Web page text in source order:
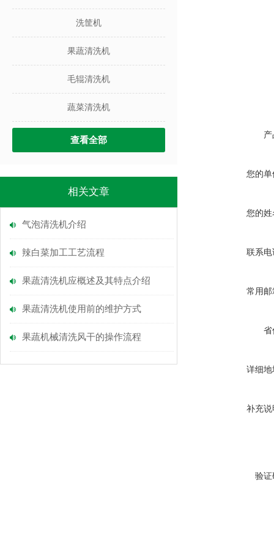
洗筐机
果蔬清洗机
毛辊清洗机
蔬菜清洗机
查看全部
相关文章
气泡清洗机介绍
辣白菜加工工艺流程
果蔬清洗机应概述及其特点介绍
果蔬清洗机使用前的维护方式
果蔬机械清洗风干的操作流程
您的单
您的姓
联系电
常用邮
省
详细地
补充说
验证